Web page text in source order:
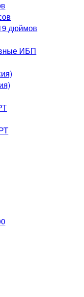
дюймов
ИБП